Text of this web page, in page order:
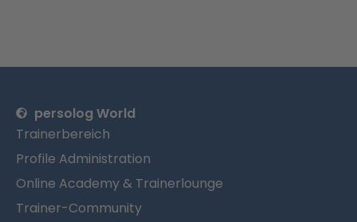
persolog World
Trainerbereich
Profile Administration
Online Academy & Trainerlounge
Trainer-Community